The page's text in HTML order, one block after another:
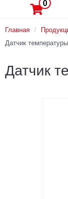
0
Главная /
Датчик
Датчик